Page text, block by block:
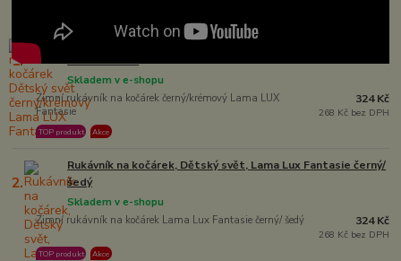
1.
Zimní rukávník na kočárek Dětský svět černý/krémový Lama
Zimní rukávník na kočárek černý/krémový Lama LUX
Fantasie
Skladem v e-shopu
TOP produkt Akce
324 Kč
268 Kč bez DPH
2.
Rukávník na kočárek, Dětský svět, Lama Lux Fantasie černý/
šedý
Zimní rukávník na kočárek Lama Lux Fantasie černý/ šedý
Skladem v e-shopu
TOP produkt Akce
324 Kč
268 Kč bez DPH